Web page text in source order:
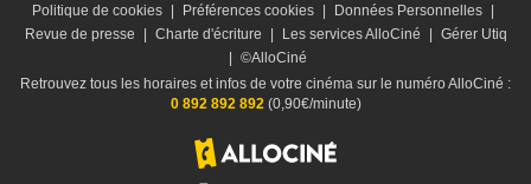
Politique de cookies | Préférences cookies | Données Personnelles |
Revue de presse
| Charte d'écriture | Les services AlloCiné | Gérer Utiq
| ©AlloCiné
Retrouvez tous les horaires et infos de votre cinéma sur le numéro AlloCiné :
0 892 892 892 (0,90€/minute)